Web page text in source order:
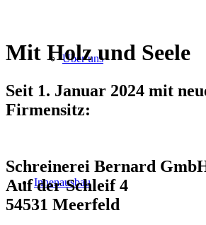
Über uns
Innenausbau
Mit Holz und Seele
Seit 1. Januar 2024 mit
Firmensitz:
Schreinerei Bernard
Auf der Schleif 4
54531 Meerfeld